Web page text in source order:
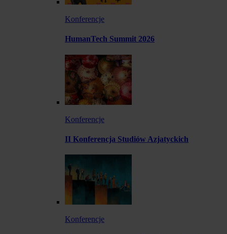
Konferencje
HumanTech Summit 2026
Konferencje
II Konferencja Studiów Azjatyckich
Konferencje